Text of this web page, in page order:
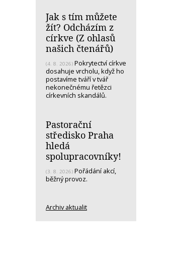
Jak s tím můžete
žít? Odcházím z
církve (Z ohlasů
našich čtenářů)
(4. 8. 2026) Pokrytectví církve
dosahuje vrcholu, když ho
postavíme tváří v tvář
nekonečnému řetězci
církevních skandálů.
Pastorační
středisko Praha
hledá
spolupracovníky!
(3. 8. 2026) Pořádání akcí,
běžný provoz.
Archiv aktualit